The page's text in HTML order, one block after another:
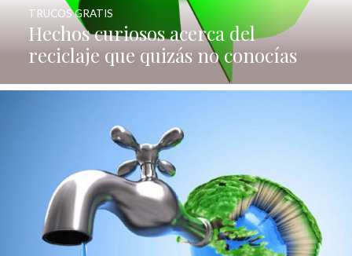
Hechos curiosos acerca del
reciclaje que quizás no conocías
TRUCOS GRATIS